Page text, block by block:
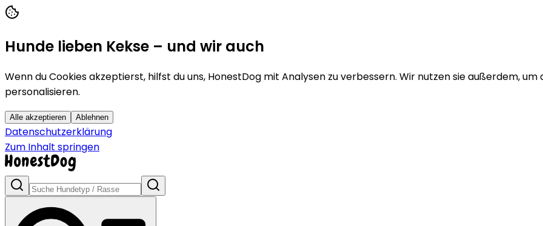
Hunde lieben Kekse – und wir auch
Wenn du Cookies akzeptierst, hilfst du uns, HonestDog mit Analysen zu verbessern. Wir nutzen sie außerdem,
personalisieren.
Alle akzeptieren Ablehnen
Datenschutzerklärung
Zum Inhalt springen